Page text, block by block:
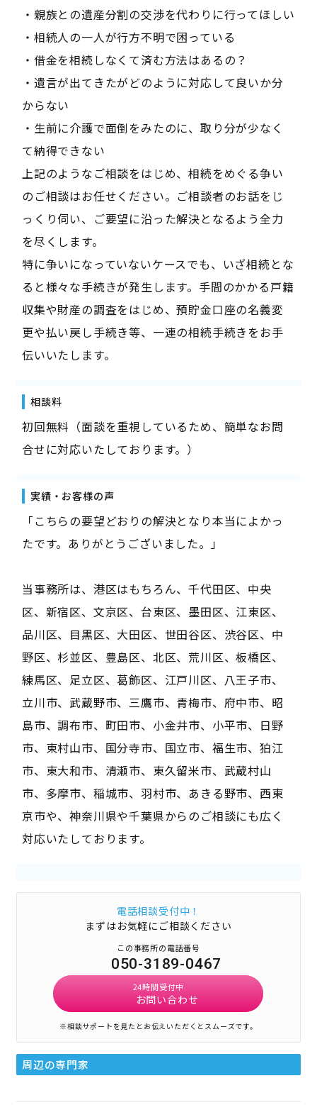
・親族との遺産分割の交渉を代わりに行ってほしい
・相続人の一人が行方不明で困っている
・借金を相続しなくて済む方法はあるの？
・遺言が出てきたがどのように対応して良いか分
からない
・生前に介護で面倒をみたのに、取り分が少なく
て納得できない
上記のようなご相談をはじめ、相続をめぐる争い
のご相談はお任せください。ご相談者のお話をじ
っくり伺い、ご要望に沿った解決となるよう全力
を尽くします。
特に争いになっていないケースでも、いざ相続とな
ると様々な手続きが発生します。手間のかかる戸籍
収集や財産の調査をはじめ、預貯金口座の名義変
更や払い戻し手続き等、一連の相続手続きをお手
伝いいたします。
相談料
初回無料（面談を重視しているため、簡単なお問
合せに対応いたしております。）
実績・お客様の声
「こちらの要望どおりの解決となり本当によかっ
たです。ありがとうございました。」
当事務所は、港区はもちろん、千代田区、中央
区、新宿区、文京区、台東区、墨田区、江東区、
品川区、目黒区、大田区、世田谷区、渋谷区、中
野区、杉並区、豊島区、北区、荒川区、板橋区、
練馬区、足立区、葛飾区、江戸川区、八王子市、
立川市、武蔵野市、三鷹市、青梅市、府中市、昭
島市、調布市、町田市、小金井市、小平市、日野
市、東村山市、国分寺市、国立市、福生市、狛江
市、東大和市、清瀬市、東久留米市、武蔵村山
市、多摩市、稲城市、羽村市、あきる野市、西東
京市や、神奈川県や千葉県からのご相談にも広く
対応いたしております。
電話相談受付中！
まずはお気軽にご相談ください
この事務所の電話番号
050-3189-0467
24時間受付中
お問い合わせ
※相談サポートを見たとお伝えいただくとスムーズです。
周辺の専門家